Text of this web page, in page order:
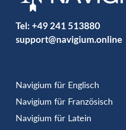
Tel: +49 241 513880
support@navigium.online
Navigium für Englisch
Navigium für Französisch
Navigium für Latein